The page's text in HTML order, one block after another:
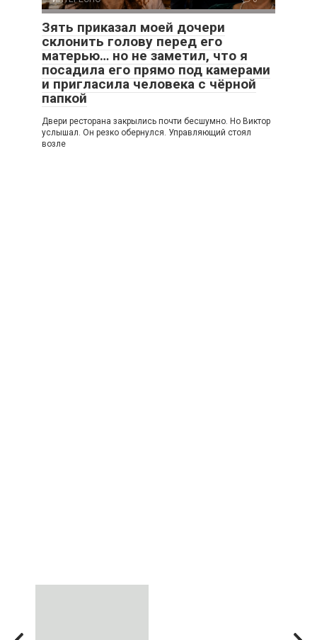
Зять приказал моей дочери
склонить голову перед его
матерью… но не заметил, что я
посадила его прямо под камерами
и пригласила человека с чёрной
папкой
Двери ресторана закрылись почти бесшумно. Но Виктор
услышал. Он резко обернулся. Управляющий стоял
возле